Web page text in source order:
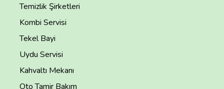
Temizlik Şirketleri
Kombi Servisi
Tekel Bayi
Uydu Servisi
Kahvaltı Mekanı
Oto Tamir Bakım